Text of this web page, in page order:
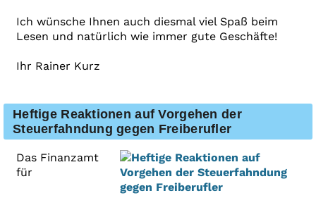
Ich wünsche Ihnen auch diesmal viel Spaß beim
Lesen und natürlich wie immer gute Geschäfte!
Ihr Rainer Kurz
Heftige Reaktionen auf Vorgehen der
Steuerfahndung gegen Freiberufler
Das Finanzamt
für